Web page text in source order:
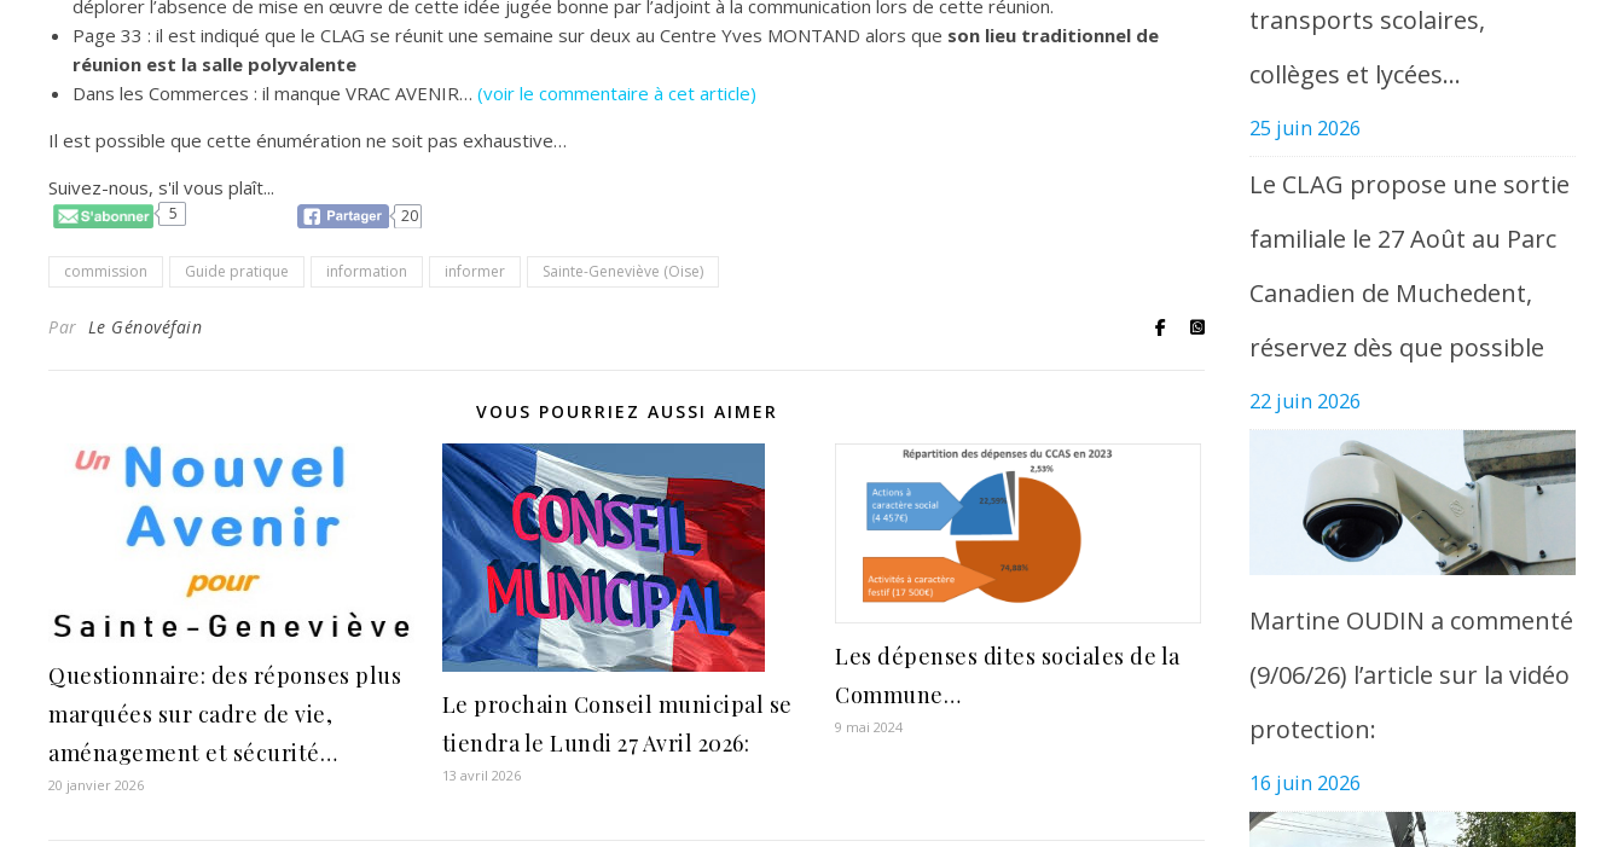
déplorer l’absence de mise en œuvre de cette idée jugée bonne par l’adjoint à la communication lors de cette réunion.
Page 33 : il est indiqué que le CLAG se réunit une semaine sur deux au Centre Yves MONTAND alors que son lieu traditionnel de
réunion est la salle polyvalente
Dans les Commerces : il manque VRAC AVENIR… (voir le commentaire à cet article)
Il est possible que cette énumération ne soit pas exhaustive…
Suivez-nous, s'il vous plaît...
5 20
commission Guide pratique information informer Sainte-Geneviève (Oise)
Par Le Génovéfain
VOUS POURRIEZ AUSSI AIMER
Questionnaire: des réponses plus
marquées sur cadre de vie,
aménagement et sécurité…
20 janvier 2026
Le prochain Conseil municipal se
tiendra le Lundi 27 Avril 2026:
13 avril 2026
Les dépenses dites sociales de la
Commune…
9 mai 2024
transports scolaires,
collèges et lycées…
25 juin 2026
Le CLAG propose une sortie
familiale le 27 Août au Parc
Canadien de Muchedent,
réservez dès que possible
22 juin 2026
Martine OUDIN a commenté
(9/06/26) l’article sur la vidéo
protection:
16 juin 2026